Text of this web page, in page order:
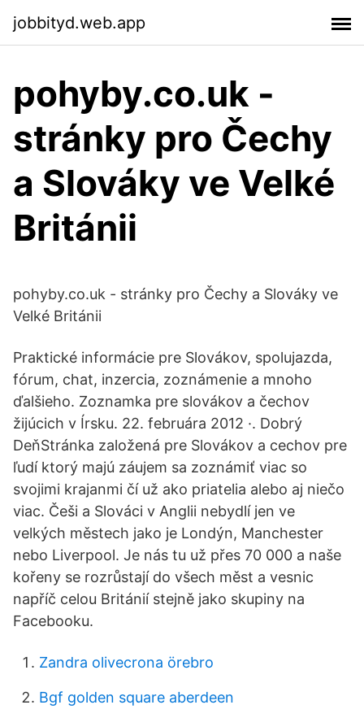
jobbityd.web.app
pohyby.co.uk -
stránky pro Čechy
a Slováky ve Velké
Británii
pohyby.co.uk - stránky pro Čechy a Slováky ve
Velké Británii
Praktické informácie pre Slovákov, spolujazda,
fórum, chat, inzercia, zoznámenie a mnoho
ďalšieho. Zoznamka pre slovákov a čechov
žijúcich v Írsku. 22. februára 2012 ·. Dobrý
DeňStránka založená pre Slovákov a cechov pre
ľudí ktorý majú záujem sa zoznámiť viac so
svojimi krajanmi čí už ako priatelia alebo aj niečo
viac. Češi a Slováci v Anglii nebydlí jen ve
velkých městech jako je Londýn, Manchester
nebo Liverpool. Je nás tu už přes 70 000 a naše
kořeny se rozrůstají do všech měst a vesnic
napříč celou Británií stejně jako skupiny na
Facebooku.
Zandra olivecrona örebro
Bgf golden square aberdeen